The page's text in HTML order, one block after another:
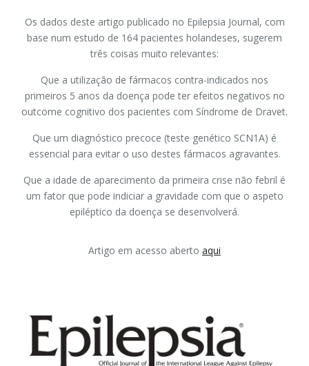
Os dados deste artigo publicado no Epilepsia Journal, com
base num estudo de 164 pacientes holandeses, sugerem
três coisas muito relevantes:
Que a utilização de fármacos contra-indicados nos
primeiros 5 anos da doença pode ter efeitos negativos no
outcome cognitivo dos pacientes com Síndrome de Dravet.
Que um diagnóstico precoce (teste genético SCN1A) é
essencial para evitar o uso destes fármacos agravantes.
Que a idade de aparecimento da primeira crise não febril é
um fator que pode indiciar a gravidade com que o aspeto
epiléptico da doença se desenvolverá.
Artigo em acesso aberto aqui